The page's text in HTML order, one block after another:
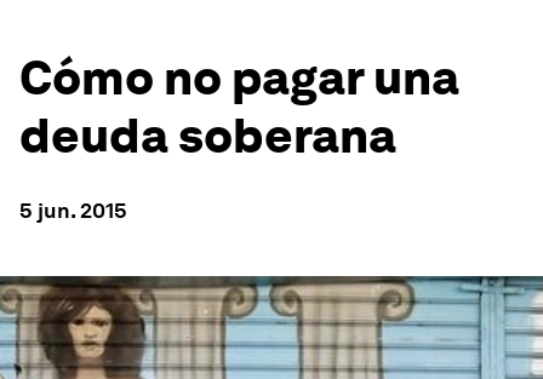
Cómo no pagar una
deuda soberana
5 jun. 2015